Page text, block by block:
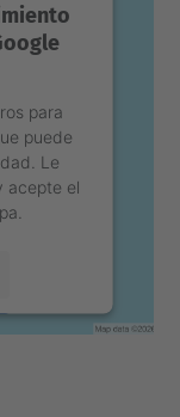
para
puede
Le
acepte el